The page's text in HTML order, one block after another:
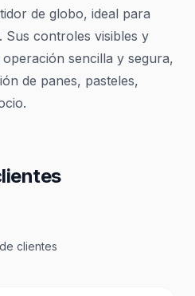
de globo, ideal para
Sus controles visibles y
sencilla y segura,
de panes, pasteles,
clientes